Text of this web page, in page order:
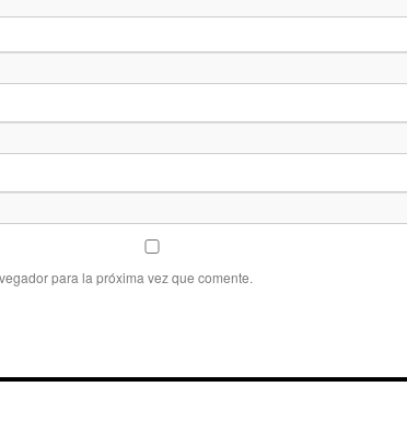
para la próxima vez que comente.